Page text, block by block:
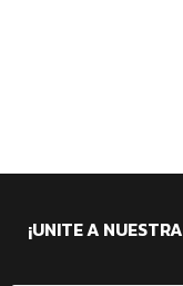
¡UNITE A